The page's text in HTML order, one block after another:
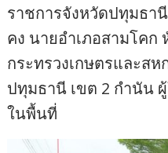
ราชการจังหวัดปทุมธา
คง นายอำเภอสามโคก
กระทรวงเกษตรและส
ปทุมธานี เขต 2 กำนัน
ในพื้นที่